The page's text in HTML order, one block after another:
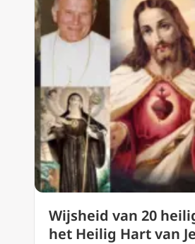
Wijsheid van 20
het Heilig Hart van